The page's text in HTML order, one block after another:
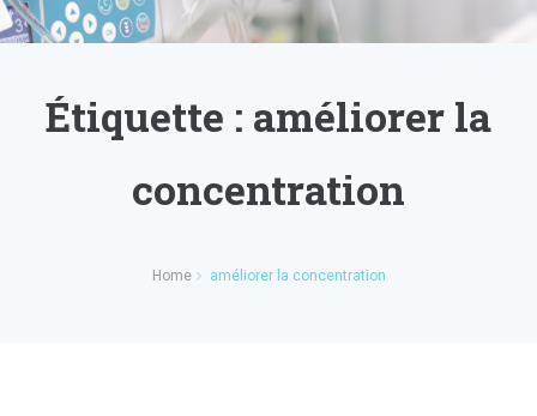
Étiquette : améliorer la
concentration
Home améliorer la concentration